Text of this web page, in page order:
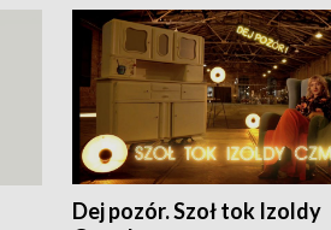
Dej pozór. Szoł tok Izoldy